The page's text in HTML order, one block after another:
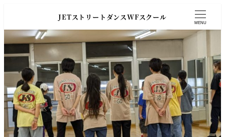
JETストリートダンスWFスクール
MENU